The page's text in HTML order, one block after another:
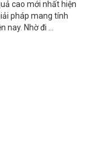
cao mới nhất hiện
pháp mang tính
nay. Nhờ đi …